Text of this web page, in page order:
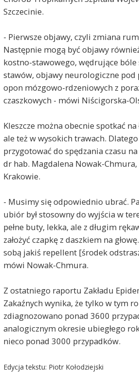
Szczecinie.
- Pierwsze objawy, czyli zmiana
Następnie mogą być objawy
kostno-stawowego, wędrujące
stawów, objawy neurologiczne pod
opon mózgowo-rdzeniowych z
czaszkowych - mówi Niścigorska-
Kleszcze można obecnie spotkać na
ale też w wysokich trawach.
przygotować do spędzania czasu
dr hab. Magdalena Nowak-Chmura,
Krakowie.
- Musimy się odpowiednio ubrać.
ubiór był stosowny do wyjścia w
pełne buty, lekka, ale z długim
założyć czapkę z daszkiem na
sobą jakiś repellent [środek
mówi Nowak-Chmura.
Z ostatniego raportu Zakładu
Zakaźnych wynika, że tylko w tym
zdiagnozowano ponad 3600
analogicznym okresie ubiegłego
nieco ponad 3000 przypadków.
Edycja tekstu: Piotr Kołodziejski